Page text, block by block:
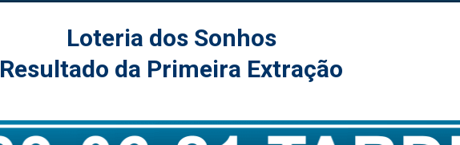
Loteria dos Sonhos
Resultado da Primeira Extração